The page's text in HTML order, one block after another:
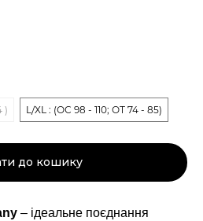
)
L/XL : (ОС 98 - 110; ОТ 74 - 85)
до кошику
– ідеальне поєднання